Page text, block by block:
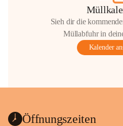
Sieh dir die
Müllabfuhr in
Kalender
Öffnungszeiten